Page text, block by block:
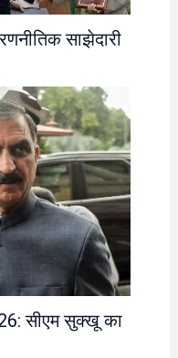
साझेदारी
सीएम सुक्खू का